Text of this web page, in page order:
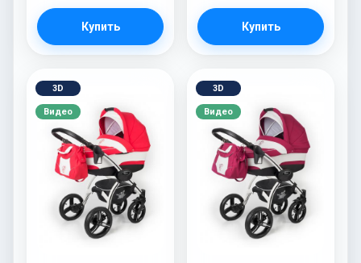
Купить Купить
3D
Видео
3D
Видео